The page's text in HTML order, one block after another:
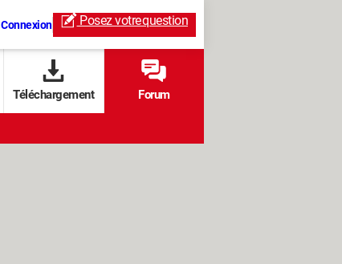
Connexion Posez votrequestion
Téléchargement Forum